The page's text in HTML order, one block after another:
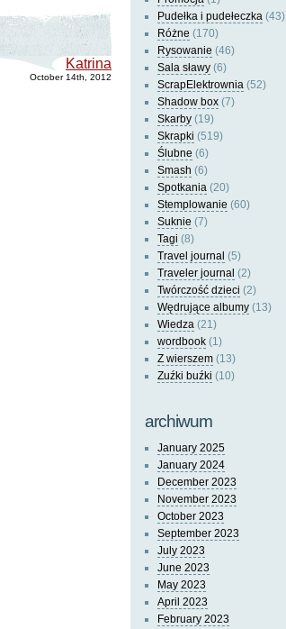
Katrina
October 14th, 2012
Pudełka i pudełeczka (43)
Różne (170)
Rysowanie (46)
Sala sławy (6)
ScrapElektrownia (52)
Shadow box (7)
Skarby (19)
Skrapki (519)
Ślubne (6)
Smash (6)
Spotkania (20)
Stemplowanie (60)
Suknie (7)
Tagi (8)
Travel journal (5)
Traveler journal (2)
Twórczość dzieci (2)
Wędrujące albumy (13)
Wiedza (21)
wordbook (1)
Z wierszem (13)
Zuźki buźki (10)
archiwum
January 2025
January 2024
December 2023
November 2023
October 2023
September 2023
July 2023
June 2023
May 2023
April 2023
February 2023